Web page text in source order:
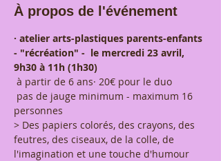
À propos de l'événement
· atelier arts-plastiques parents-enfants
- "récréation" -  le mercredi 23 avril,
9h30 à 11h (1h30)
à partir de 6 ans· 20€ pour le duo
pas de jauge minimum - maximum 16
personnes
> Des papiers colorés, des crayons, des
feutres, des ciseaux, de la colle, de
l'imagination et une touche d'humour